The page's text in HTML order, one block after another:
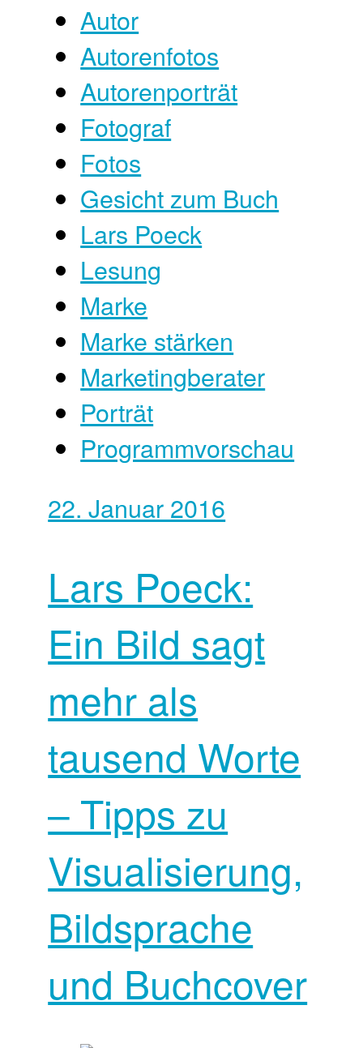
Autor
Autorenfotos
Autorenporträt
Fotograf
Fotos
Gesicht zum Buch
Lars Poeck
Lesung
Marke
Marke stärken
Marketingberater
Porträt
Programmvorschau
22. Januar 2016
Lars Poeck:
Ein Bild sagt
mehr als
tausend Worte
– Tipps zu
Visualisierung,
Bildsprache
und Buchcover